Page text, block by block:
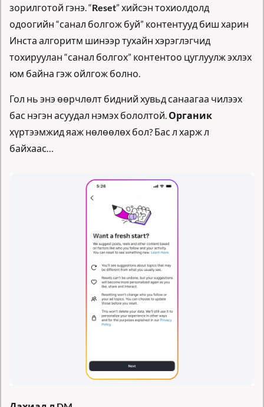
зорилготой гэнэ. “Reset” хийсэн тохиолдолд
одоогийн “санал болгож буй” контентууд биш харин
Инста алгоритм шинээр тухайн хэрэглэгчид
тохируулан “санал болгох” контентоо цуглуулж эхлэх
юм байна гэж ойлгож болно.
Гол нь энэ өөрчлөлт бидний хувьд санаагаа чилээх
бас нэгэн асуудал нэмэх бололтой. Органик
хүртээмжид яаж нөлөөлөх бол? Бас л харж л
байхаас…